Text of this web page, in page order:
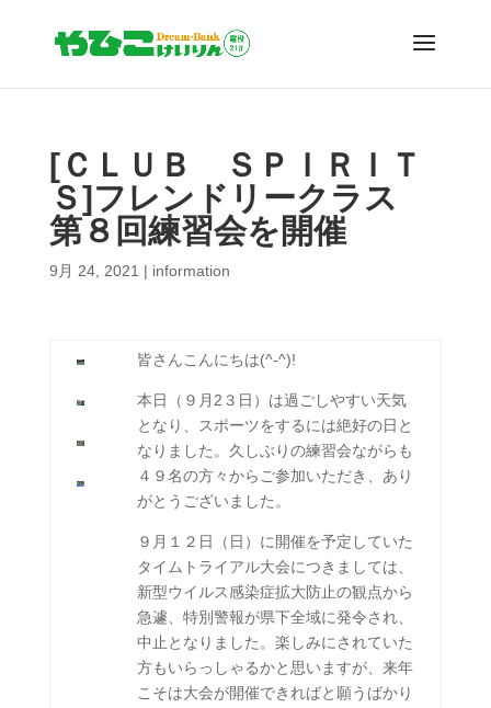
[ＣＬＵＢ ＳＰＩＲＩＴ
Ｓ]フレンドリークラス
第８回練習会を開催
9月 24, 2021 | information
皆さんこんにちは(^-^)!
本日（９月2３日）は過ごしやすい天気
となり、スポーツをするには絶好の日と
なりました。久しぶりの練習会ながらも
４９名の方々からご参加いただき、あり
がとうございました。
９月１２日（日）に開催を予定していた
タイムトライアル大会につきましては、
新型ウイルス感染症拡大防止の観点から
急遽、特別警報が県下全域に発令され、
中止となりました。楽しみにされていた
方もいらっしゃるかと思いますが、来年
こそは大会が開催できればと願うばかり